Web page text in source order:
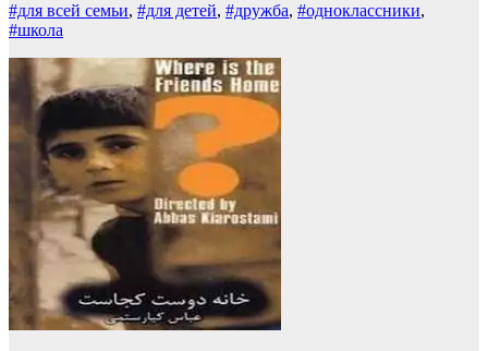
#для всей семьи, #для детей, #дружба, #одноклассники,
#школа